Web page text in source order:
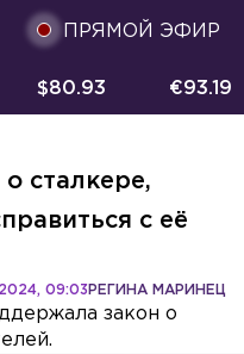
ПРЯМОЙ ЭФИР
$80.93 €93.19
о сталкере,
с её
РЕГИНА МАРИНЕЦ
09:03
закон о